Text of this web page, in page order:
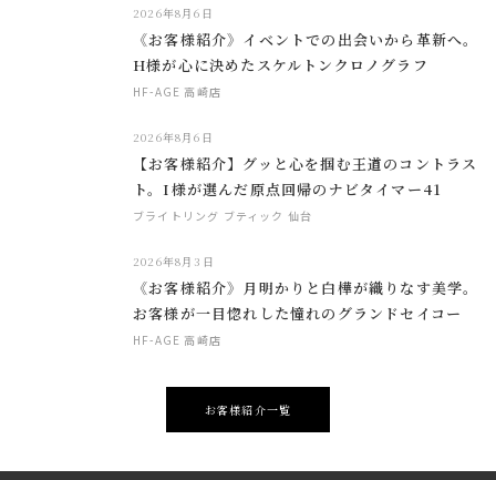
2026年8月6日
《お客様紹介》イベントでの出会いから革新へ。
H様が心に決めたスケルトンクロノグラフ
HF-AGE 高崎店
2026年8月6日
【お客様紹介】グッと心を掴む王道のコントラス
ト。I様が選んだ原点回帰のナビタイマー41
ブライトリング ブティック 仙台
2026年8月3日
《お客様紹介》月明かりと白樺が織りなす美学。
お客様が一目惚れした憧れのグランドセイコー
HF-AGE 高崎店
お客様紹介一覧